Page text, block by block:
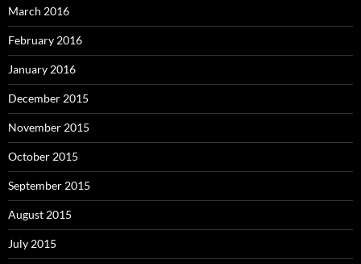
March 2016
February 2016
January 2016
December 2015
November 2015
October 2015
September 2015
August 2015
July 2015